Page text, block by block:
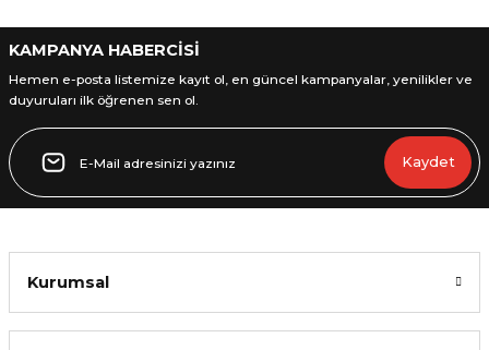
Gönder
KAMPANYA HABERCİSİ
Hemen e-posta listemize kayıt ol, en güncel kampanyalar, yenilikler ve
duyuruları ilk öğrenen sen ol.
Kaydet
Kurumsal